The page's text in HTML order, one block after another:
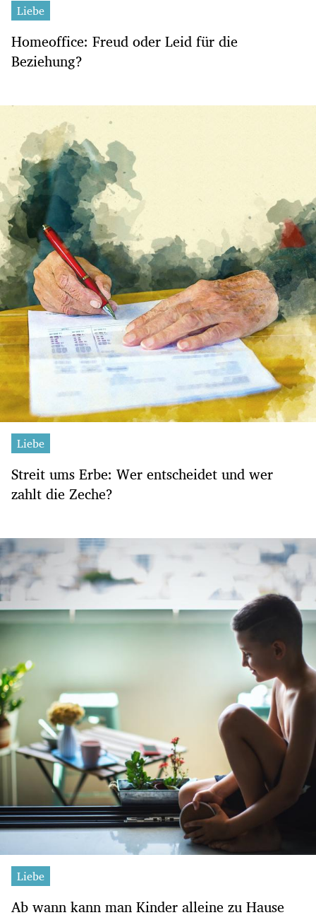
Liebe
Homeoffice: Freud oder Leid für die
Beziehung?
Liebe
Streit ums Erbe: Wer entscheidet und wer
zahlt die Zeche?
Liebe
Ab wann kann man Kinder alleine zu Hause